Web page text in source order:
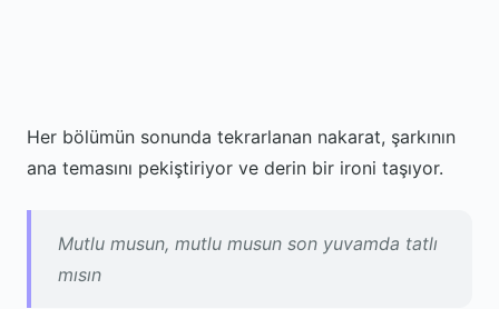
Her bölümün sonunda tekrarlanan nakarat, şarkının
ana temasını pekiştiriyor ve derin bir ironi taşıyor.
Mutlu musun, mutlu musun son yuvamda tatlı
mısın